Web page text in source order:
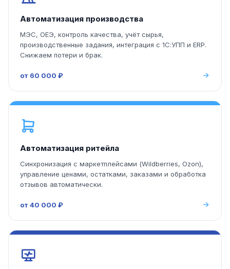
Автоматизация производства
МЭС, ОЕЭ, контроль качества, учёт сырья,
производственные задания, интеграция с 1С:УПП и ERP.
Снижаем потери и брак.
от 60 000 ₽
Автоматизация ритейла
Синхронизация с маркетплейсами (Wildberries, Ozon),
управление ценами, остатками, заказами и обработка
отзывов автоматически.
от 40 000 ₽